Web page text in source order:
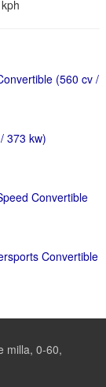
(560 cv /
373 kw)
Convertible
Convertible
milla, 0-60,